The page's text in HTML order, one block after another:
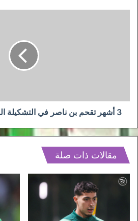
للدوري
الإيطالي
3 أشهر تقحم بن ناصر في التشكيلة المثالية للدوري الإيطالي
مقالات ذات صلة